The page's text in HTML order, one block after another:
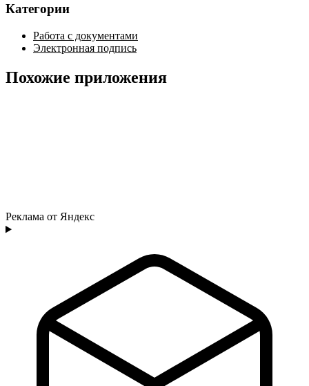
Категории
Работа с документами
Электронная подпись
Похожие приложения
Реклама от Яндекс